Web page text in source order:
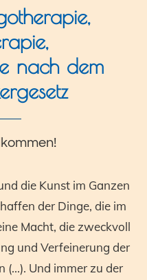
nach dem
die Kunst im Ganzen
der Dinge, die im
Macht, die zweckvoll
und Verfeinerung der
(...). Und immer zu der